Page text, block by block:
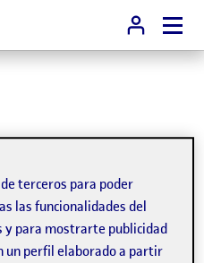
escribiendo a
terceros para poder
las funcionalidades del
y para mostrarte publicidad
un perfil elaborado a partir